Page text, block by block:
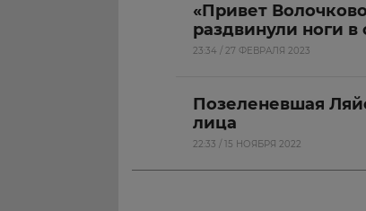
«Привет
раздвинули ноги в
23:34 / 27 ФЕВРАЛЯ 2023
Позеленевшая
лица
22:33 / 15 НОЯБРЯ 2022